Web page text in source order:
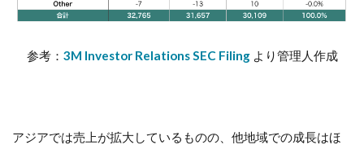
参考： 3M Investor Relations SEC Filing より管理人作成
アジアでは売上が拡大しているものの、他地域での成長はほ